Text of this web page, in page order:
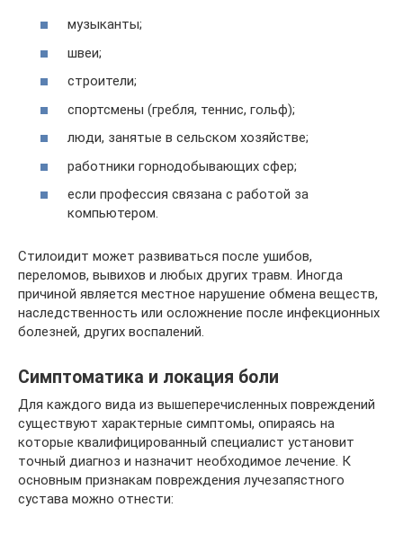
музыканты;
швеи;
строители;
спортсмены (гребля, теннис, гольф);
люди, занятые в сельском хозяйстве;
работники горнодобывающих сфер;
если профессия связана с работой за
компьютером.
Стилоидит может развиваться после ушибов,
переломов, вывихов и любых других травм. Иногда
причиной является местное нарушение обмена веществ,
наследственность или осложнение после инфекционных
болезней, других воспалений.
Симптоматика и локация боли
Для каждого вида из вышеперечисленных повреждений
существуют характерные симптомы, опираясь на
которые квалифицированный специалист установит
точный диагноз и назначит необходимое лечение. К
основным признакам повреждения лучезапястного
сустава можно отнести: